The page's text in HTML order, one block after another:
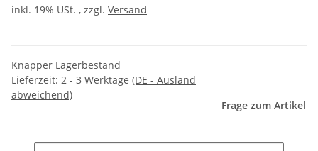
inkl. 19% USt. , zzgl. Versand
Knapper Lagerbestand
Lieferzeit: 2 - 3 Werktage (DE - Ausland
abweichend)
Frage zum Artikel